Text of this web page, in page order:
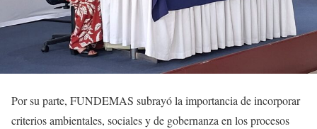
Por su parte, FUNDEMAS subrayó la importancia de incorporar
criterios ambientales, sociales y de gobernanza en los procesos